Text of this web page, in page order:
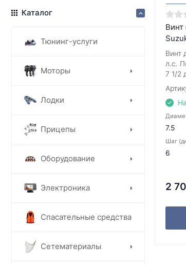
Каталог
Тюнинг-услуги
Моторы
Лодки
Прицепы
Оборудование
Электроника
Спасательные средства
Сетематериалы
Винт
Винт
л.с.
7 1/2
7.5
Шаг
6
2